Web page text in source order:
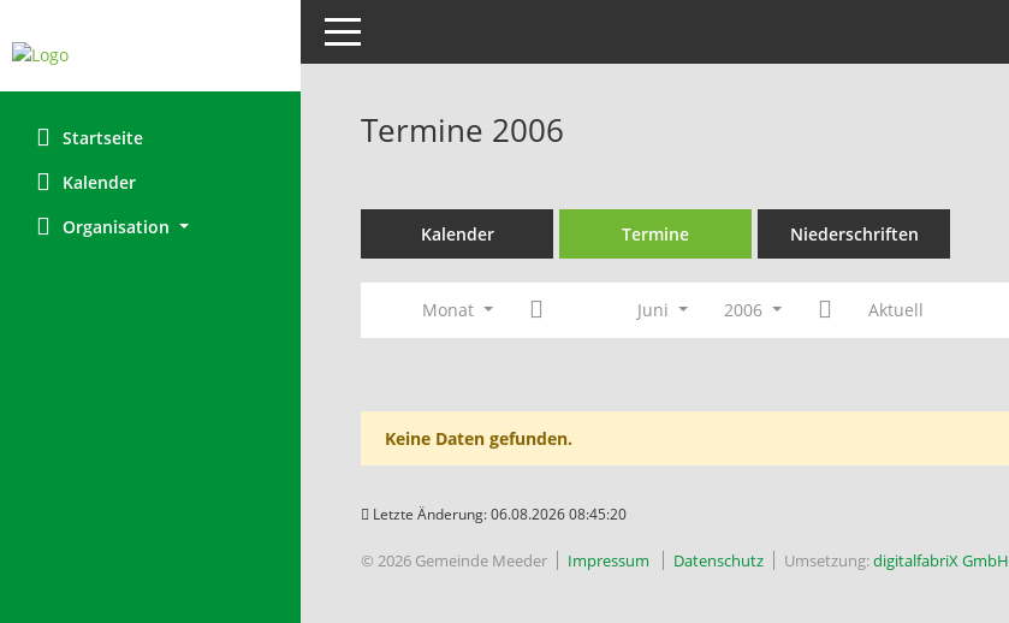
Startseite
Kalender
Organisation
Toggle navigation
Termine 2006
Kalender Termine Niederschriften
Monat Juni 2006 Aktuell
Keine Daten gefunden.
Letzte Änderung: 06.08.2026 08:45:20
© 2026 Gemeinde Meeder Impressum Datenschutz Umsetzung:digitalfabriX GmbH